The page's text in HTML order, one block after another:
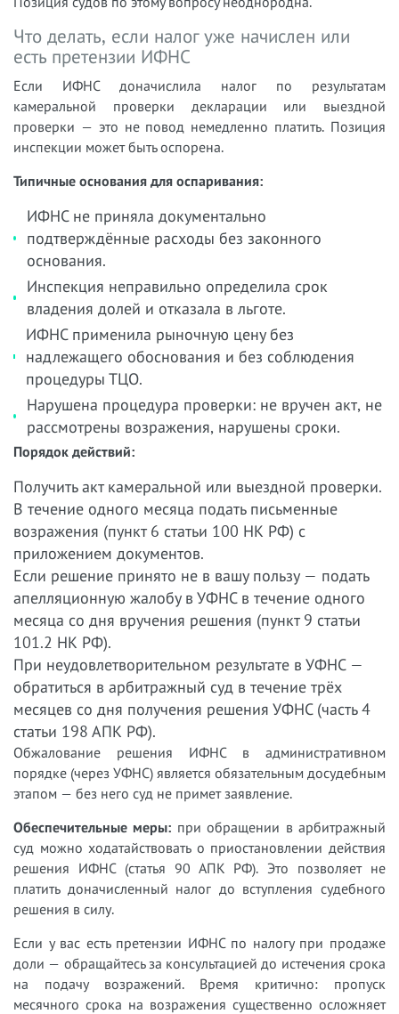
Что делать, если налог уже начислен или
есть претензии ИФНС
Если ИФНС доначислила налог по результатам
камеральной проверки декларации или выездной
проверки — это не повод немедленно платить. Позиция
инспекции может быть оспорена.
Типичные основания для оспаривания:
ИФНС не приняла документально
подтверждённые расходы без законного
основания.
Инспекция неправильно определила срок
владения долей и отказала в льготе.
ИФНС применила рыночную цену без
надлежащего обоснования и без соблюдения
процедуры ТЦО.
Нарушена процедура проверки: не вручен акт, не
рассмотрены возражения, нарушены сроки.
Порядок действий:
Получить акт камеральной или выездной проверки.
В течение одного месяца подать письменные
возражения (пункт 6 статьи 100 НК РФ) с
приложением документов.
Если решение принято не в вашу пользу — подать
апелляционную жалобу в УФНС в течение одного
месяца со дня вручения решения (пункт 9 статьи
101.2 НК РФ).
При неудовлетворительном результате в УФНС —
обратиться в арбитражный суд в течение трёх
месяцев со дня получения решения УФНС (часть 4
статьи 198 АПК РФ).
Обжалование решения ИФНС в административном
порядке (через УФНС) является обязательным досудебным
этапом — без него суд не примет заявление.
Обеспечительные меры: при обращении в арбитражный
суд можно ходатайствовать о приостановлении действия
решения ИФНС (статья 90 АПК РФ). Это позволяет не
платить доначисленный налог до вступления судебного
решения в силу.
Если у вас есть претензии ИФНС по налогу при продаже
доли — обращайтесь за консультацией до истечения срока
на подачу возражений. Время критично: пропуск
месячного срока на возражения существенно осложняет